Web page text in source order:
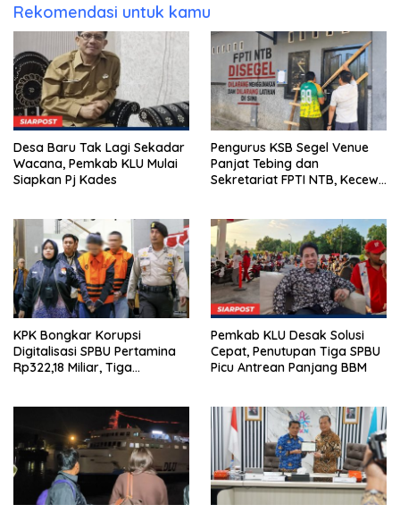
Rekomendasi untuk kamu
Desa Baru Tak Lagi Sekadar
Wacana, Pemkab KLU Mulai
Siapkan Pj Kades
Pengurus KSB Segel Venue
Panjat Tebing dan
Sekretariat FPTI NTB, Kecewa
KPK Bongkar Korupsi
Digitalisasi SPBU Pertamina
Rp322,18 Miliar, Tiga
Pemkab KLU Desak Solusi
Cepat, Penutupan Tiga SPBU
Picu Antrean Panjang BBM